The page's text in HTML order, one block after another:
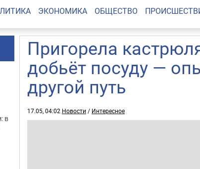
ЭКОНОМИКА ОБЩЕСТВО
Пригорела
добьёт посуду —
другой путь
17.05, 04:02 Новости / Интересное
в